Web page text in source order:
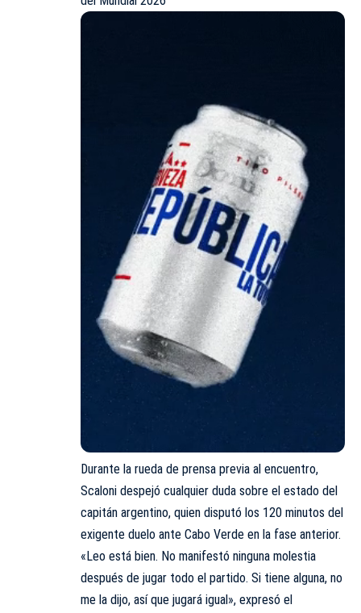
Durante la rueda de prensa previa al encuentro,
Scaloni despejó cualquier duda sobre el estado del
capitán argentino, quien disputó los 120 minutos del
exigente duelo ante Cabo Verde en la fase anterior.
«Leo está bien. No manifestó ninguna molestia
después de jugar todo el partido. Si tiene alguna, no
me la dijo, así que jugará igual», expresó el